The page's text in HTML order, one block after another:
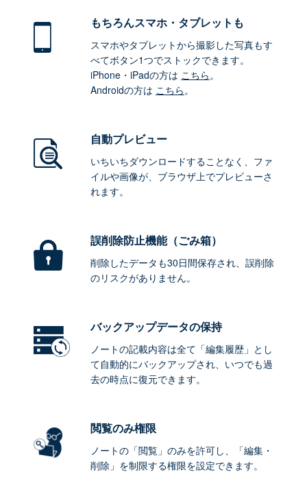
もちろんスマホ・タブレットも
スマホやタブレットから撮影した写真もす
べてボタン1つでストックできます。
iPhone・iPadの方は こちら。
Androidの方は こちら。
自動プレビュー
いちいちダウンロードすることなく、ファ
イルや画像が、ブラウザ上でプレビューさ
れます。
誤削除防止機能（ごみ箱）
削除したデータも30日間保存され、誤削除
のリスクがありません。
バックアップデータの保持
ノートの記載内容は全て「編集履歴」とし
て自動的にバックアップされ、いつでも過
去の時点に復元できます。
閲覧のみ権限
ノートの「閲覧」のみを許可し、「編集・
削除」を制限する権限を設定できます。